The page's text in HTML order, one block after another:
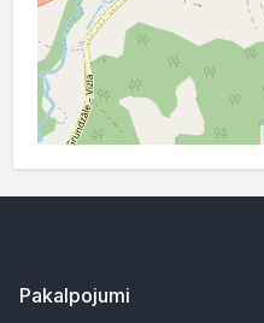
Pakalpojumi